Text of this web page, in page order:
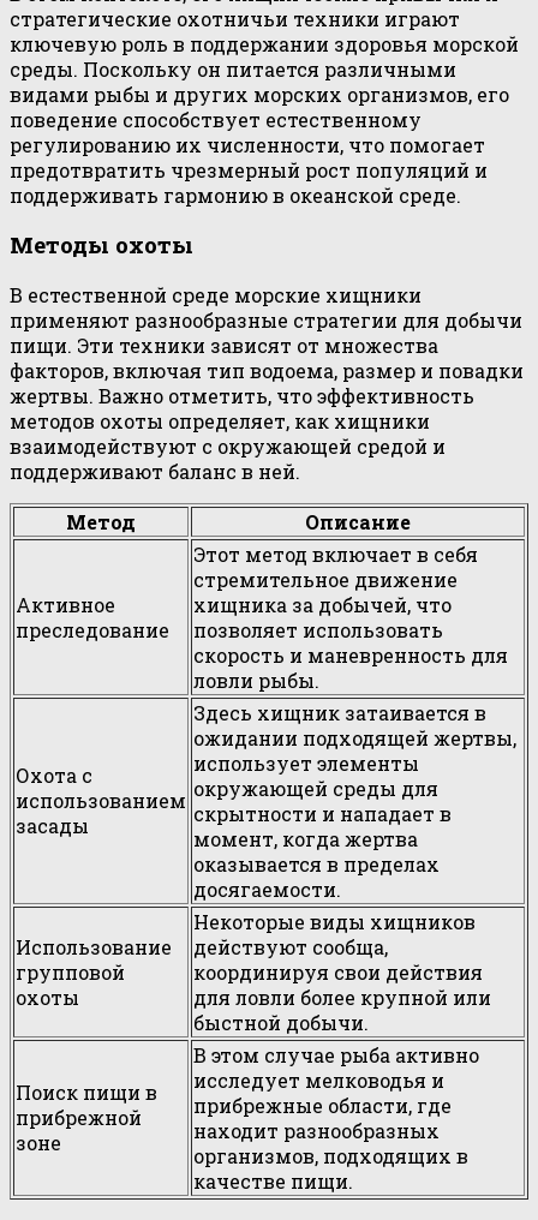
стратегические охотничьи техники играют
ключевую роль в поддержании здоровья морской
среды. Поскольку он питается различными
видами рыбы и других морских организмов, его
поведение способствует естественному
регулированию их численности, что помогает
предотвратить чрезмерный рост популяций и
поддерживать гармонию в океанской среде.
Методы охоты
В естественной среде морские хищники
применяют разнообразные стратегии для добычи
пищи. Эти техники зависят от множества
факторов, включая тип водоема, размер и повадки
жертвы. Важно отметить, что эффективность
методов охоты определяет, как хищники
взаимодействуют с окружающей средой и
поддерживают баланс в ней.
Метод
Описание
Активное
преследование
Этот метод включает в себя
стремительное движение
хищника за добычей, что
позволяет использовать
скорость и маневренность для
ловли рыбы.
Охота с
использованием
засады
Здесь хищник затаивается в
ожидании подходящей жертвы,
использует элементы
окружающей среды для
скрытности и нападает в
момент, когда жертва
оказывается в пределах
досягаемости.
Использование
групповой
охоты
Некоторые виды хищников
действуют сообща,
координируя свои действия
для ловли более крупной или
быстной добычи.
Поиск пищи в
прибрежной
зоне
В этом случае рыба активно
исследует мелководья и
прибрежные области, где
находит разнообразных
организмов, подходящих в
качестве пищи.